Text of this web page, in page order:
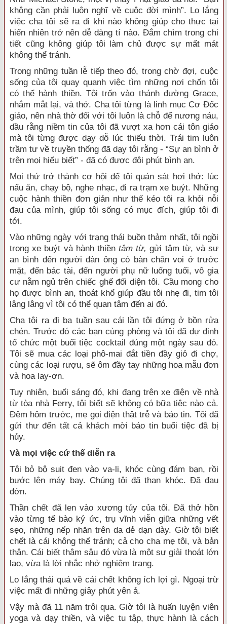
không cần phải luôn nghĩ về cuộc đời mình”. Lo lắng
việc cha tôi sẽ ra đi khi nào không giúp cho thực tại
hiển nhiên trở nên dễ dàng tí nào. Đắm chìm trong chi
tiết cũng không giúp tôi làm chủ được sự mất mát
không thể tránh.
Trong những tuần lễ tiếp theo đó, trong chờ đợi, cuộc
sống của tôi quay quanh việc tìm những nơi chốn tôi
có thể hành thiền. Tôi trốn vào thánh đường Grace,
nhắm mắt lại, và thở. Cha tôi từng là linh mục Cơ Đốc
giáo, nên nhà thờ đối với tôi luôn là chỗ để nương náu,
dầu rằng niềm tin của tôi đã vượt xa hơn cái tôn giáo
mà tôi từng được dạy dỗ lúc thiếu thời. Trái tim luôn
trầm tư về truyền thống đã dạy tôi rằng - “Sự an bình ở
trên mọi hiểu biết” - đã có được đôi phút bình an.
Mọi thứ trở thành cơ hội để tôi quán sát hơi thở: lúc
nấu ăn, chạy bộ, nghe nhạc, đi ra trạm xe buýt. Những
cuộc hành thiền đơn giản như thế kéo tôi ra khỏi nỗi
đau của mình, giúp tôi sống có mục đích, giúp tôi đi
tới.
Vào những ngày với trạng thái buồn thảm nhất, tôi ngồi
trong xe buýt và hành thiền tâm từ,gửi tâm từ, và sự
an bình đến người đàn ông có bàn chân voi ở trước
mặt, đến bác tài, đến người phụ nữ luống tuổi, vô gia
cư nằm ngủ trên chiếc ghế đối diện tôi. Cầu mong cho
họ được bình an, thoát khổ giúp đầu tôi nhẹ đi, tim tôi
lâng lâng vì tôi có thể quan tâm đến ai đó.
Cha tôi ra đi ba tuần sau cái lần tôi đứng ở bồn rửa
chén. Trước đó các bạn cùng phòng và tôi đã dự định
tổ chức một buổi tiệc cocktail đúng một ngày sau đó.
Tôi sẽ mua các loại phô-mai đắt tiền đầy giỏ đi chợ,
cùng các loại rượu, sẽ ôm đầy tay những hoa mẫu đơn
và hoa lay-ơn.
Tuy nhiên, buổi sáng đó, khi đang trên xe điện về nhà
từ tòa nhà Ferry, tôi biết sẽ không có bữa tiệc nào cả.
Đêm hôm trước, mẹ gọi điện thật trễ và báo tin. Tôi đã
gửi thư đến tất cả khách mời báo tin buổi tiệc đã bị
hủy.
Và mọi việc cứ thế diễn ra
Tôi bỏ bộ suit đen vào va-li, khóc cùng đám bạn, rồi
bước lên máy bay. Chúng tôi đã than khóc. Đã đau
đớn.
Thần chết đã len vào xương tủy của tôi. Đã thở hồn
vào từng tế bào ký ức, trụ vĩnh viễn giữa những vết
sẹo, những nếp nhăn trên da dẻ dạn dày. Giờ tôi biết
chết là cái không thể tránh; cả cho cha mẹ tôi, và bản
thân. Cái biết thâm sâu đó vừa là một sự giải thoát lớn
lao, vừa là lời nhắc nhở nghiêm trang.
Lo lắng thái quá về cái chết không ích lợi gì. Ngoại trừ
việc mất đi những giây phút yên ả.
Vậy mà đã 11 năm trôi qua. Giờ tôi là huấn luyện viên
yoga và dạy thiền, và việc tu tập, thực hành là cách